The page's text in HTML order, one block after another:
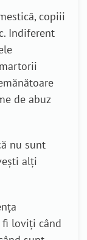
copiii
Indiferent
de abuz
nu sunt
alți
fi loviți când